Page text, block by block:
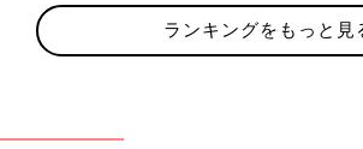
ランキングをもっと見